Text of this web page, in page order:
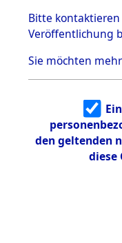
Effekten
dem KZ
Dachau,
Effekten aus
dem KZ
e
Bitte kontaktieren
Veröffentlichung
Sie möchten
den geltenden
diese